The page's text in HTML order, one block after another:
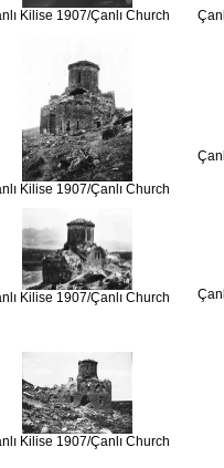
Kilise 1907/Çanlı Church
Kilise 1907/Çanlı Church
Kilise 1907/Çanlı Church
Kilise 1907/Çanlı Church